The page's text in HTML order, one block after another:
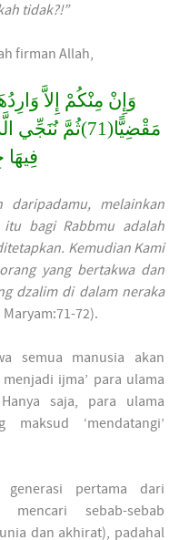
tidak?!”
firman Allah,
وَإِنْ مِنْكُمْ إِلاَّ
مَقْضِيًّا(71)ثُمَّ
فِيهَا
daripadamu, melainkan
bagi Rabbmu adalah
Kemudian Kami
yang bertakwa dan
dzalim di dalam neraka
Maryam:71-72).
semua manusia akan
ijma’ para ulama
saja, para ulama
‘mendatangi’
generasi pertama dari
sebab-sebab
dan akhirat), padahal